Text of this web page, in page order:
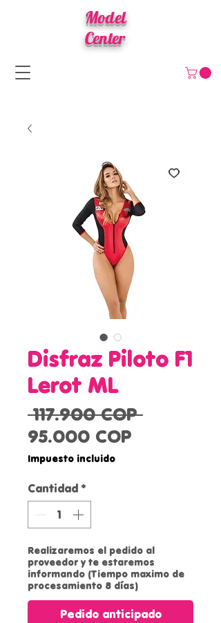
Model
Center
Disfraz Piloto F1
Lerot ML
117.900 COP Precio
95.000 COP
Impuesto incluido
Cantidad *
Realizaremos el pedido al
proveedor y te estaremos
informando (Tiempo maximo de
procesamiento 8 días)
Pedido anticipado